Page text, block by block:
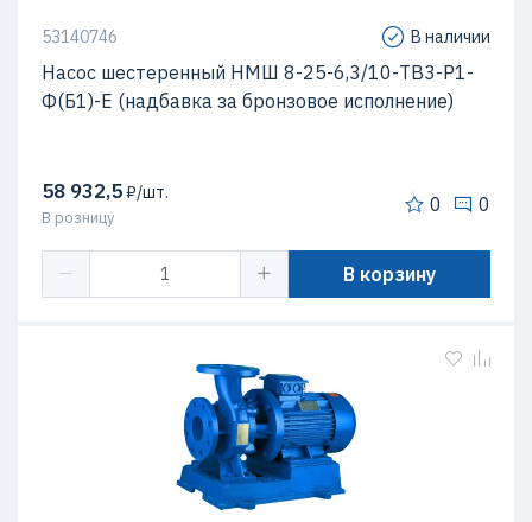
53140746 В наличии
Насос шестеренный НМШ 8-25-6,3/10-ТВ3-Р1-
Ф(Б1)-Е (надбавка за бронзовое исполнение)
58 932,5₽/шт.
В розницу
0 0
В корзину